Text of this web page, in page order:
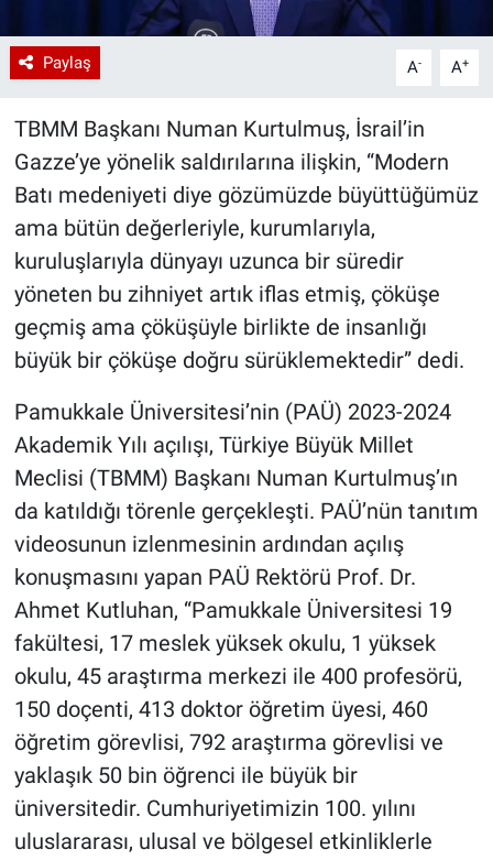
Paylaş A- A+
TBMM Başkanı Numan Kurtulmuş, İsrail’in
Gazze’ye yönelik saldırılarına ilişkin, “Modern
Batı medeniyeti diye gözümüzde büyüttüğümüz
ama bütün değerleriyle, kurumlarıyla,
kuruluşlarıyla dünyayı uzunca bir süredir
yöneten bu zihniyet artık iflas etmiş, çöküşe
geçmiş ama çöküşüyle birlikte de insanlığı
büyük bir çöküşe doğru sürüklemektedir” dedi.
Pamukkale Üniversitesi’nin (PAÜ) 2023-2024
Akademik Yılı açılışı, Türkiye Büyük Millet
Meclisi (TBMM) Başkanı Numan Kurtulmuş’ın
da katıldığı törenle gerçekleşti. PAÜ’nün tanıtım
videosunun izlenmesinin ardından açılış
konuşmasını yapan PAÜ Rektörü Prof. Dr.
Ahmet Kutluhan, “Pamukkale Üniversitesi 19
fakültesi, 17 meslek yüksek okulu, 1 yüksek
okulu, 45 araştırma merkezi ile 400 profesörü,
150 doçenti, 413 doktor öğretim üyesi, 460
öğretim görevlisi, 792 araştırma görevlisi ve
yaklaşık 50 bin öğrenci ile büyük bir
üniversitedir. Cumhuriyetimizin 100. yılını
uluslararası, ulusal ve bölgesel etkinliklerle